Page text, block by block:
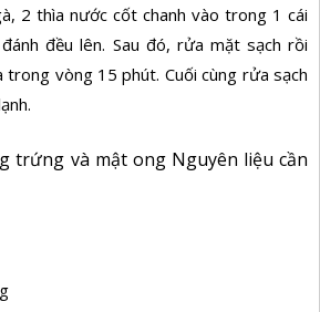
2 thìa nước cốt chanh vào trong 1 cái
đều lên. Sau đó, rửa mặt sạch rồi
trong vòng 15 phút. Cuối cùng rửa sạch
trứng và mật ong Nguyên liệu cần